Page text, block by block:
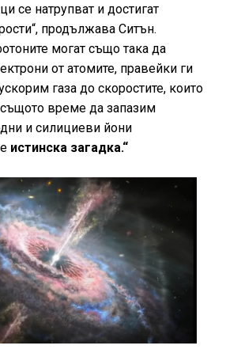
се натрупват и достигат
продължава Ситън.
могат също така да
от атомите, правейки ги
газа до скоростите, които
време да запазим
и силициеви йони
истинска загадка.“